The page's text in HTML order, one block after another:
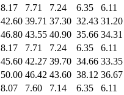
8.17 7.71 7.24 6.35
6.11
42.60 39.71 37.30 32.43 31.20
46.80 43.55 40.90 35.66 34.31
8.17 7.71 7.24 6.35
6.11
45.60 42.27 39.70 34.66 33.35
50.00 46.42 43.60 38.12 36.67
8.07 7.60 7.14 6.35
6.11